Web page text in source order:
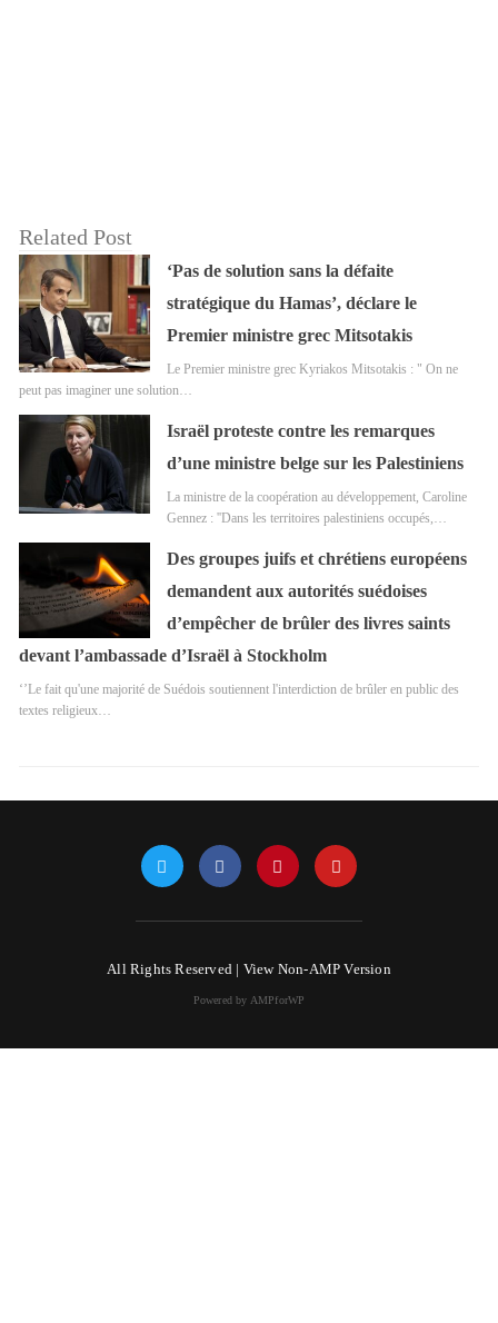
Related Post
‘Pas de solution sans la défaite
stratégique du Hamas’, déclare le
Premier ministre grec Mitsotakis
Le Premier ministre grec Kyriakos Mitsotakis : " On ne
peut pas imaginer une solution…
Israël proteste contre les remarques
d’une ministre belge sur les Palestiniens
La ministre de la coopération au développement, Caroline
Gennez : ''Dans les territoires palestiniens occupés,…
Des groupes juifs et chrétiens européens
demandent aux autorités suédoises
d’empêcher de brûler des livres saints
devant l’ambassade d’Israël à Stockholm
‘’Le fait qu'une majorité de Suédois soutiennent l'interdiction de brûler en public des
textes religieux…
All Rights Reserved | View Non-AMP Version
Powered by AMPforWP